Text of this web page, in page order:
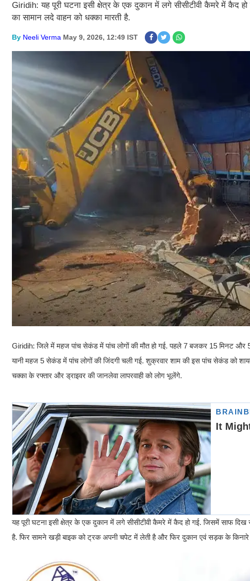
Giridih: यह पूरी घटना इसी क्षेत्र के एक दुकान में लगे सीसीटीवी कैमरे में कैद
का सामान लदे वाहन को धक्का मारती है.
By Neeli Verma May 9, 2026, 12:49 IST
Giridih: जिले में महज पांच सेकंड में पांच लोगों की मौत हो गई. पहले 7 बजकर 15 मिनट
यानी महज 5 सेकंड में पांच लोगों की जिंदगी चली गई. शुक्रवार शाम की इस पांच सेकंड को
चक्का के रफ्तार और ड्राइवर की जानलेवा लापरवाही को लोग भूलेंगे.
यह पूरी घटना इसी क्षेत्र के एक दुकान में लगे सीसीटीवी कैमरे में कैद हो गई. जिसमें साफ दिख
है. फिर सामने खड़ी बाइक को ट्रक अपनी चपेट में लेती है और फिर दुकान एवं सड़क के किनारे